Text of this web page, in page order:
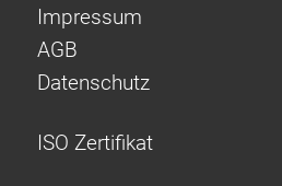
Impressum
AGB
Datenschutz
ISO Zertifikat